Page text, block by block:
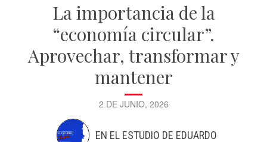
La importancia de la
“economía circular”.
Aprovechar, transformar y
mantener
2 DE JUNIO, 2026
EN EL ESTUDIO DE EDUARDO